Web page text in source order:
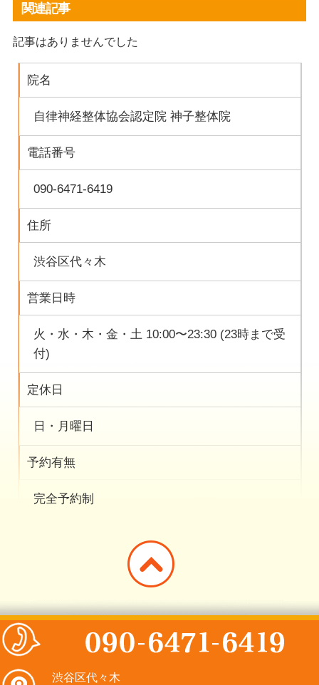
関連記事
記事はありませんでした
院名
自律神経整体協会認定院 神子整体院
電話番号
090-6471-6419
住所
渋谷区代々木
営業日時
火・水・木・金・土 10:00〜23:30 (23時まで受
付)
定休日
日・月曜日
予約有無
完全予約制
渋谷区代々木